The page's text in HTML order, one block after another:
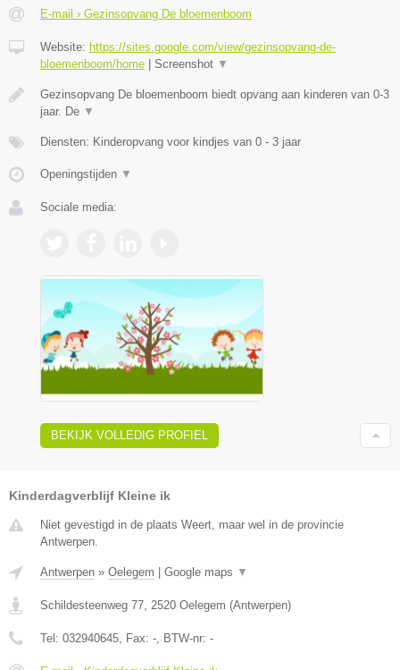
E-mail › Gezinsopvang De bloemenboom
Website: https://sites.google.com/view/gezinsopvang-de-
bloemenboom/home
Screenshot ▼
Gezinsopvang De bloemenboom biedt opvang aan kinderen van 0-3
jaar. De ▼
Diensten: Kinderopvang voor kindjes van 0 - 3 jaar
Openingstijden ▼
Sociale media:
BEKIJK VOLLEDIG PROFIEL
Kinderdagverblijf Kleine ik
Niet gevestigd in de plaats Weert, maar wel in de provincie
Antwerpen.
Antwerpen » Oelegem | Google maps ▼
Schildesteenweg 77 2520 Oelegem (Antwerpen)
Tel: 032940645 , Fax: - , BTW-nr: -